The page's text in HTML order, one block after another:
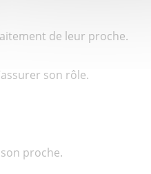
de leur proche.
son rôle.
proche.